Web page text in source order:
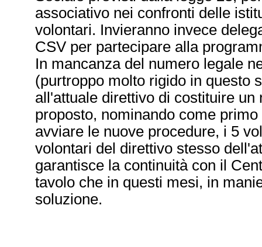
associativo nei confronti delle
volontari. Invieranno invece
CSV per partecipare alla
In mancanza del numero legale
(purtroppo molto rigido in questo
all'attuale direttivo di costituire
proposto, nominando come
avviare le nuove procedure, i 5
volontari del direttivo stesso
garantisce la continuità con il
tavolo che in questi mesi, in
soluzione.